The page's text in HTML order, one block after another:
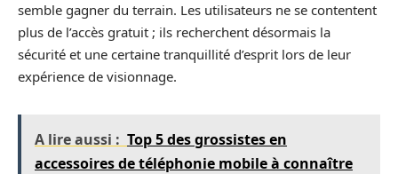
semble gagner du terrain. Les utilisateurs ne se contentent
plus de l’accès gratuit ; ils recherchent désormais la
sécurité et une certaine tranquillité d’esprit lors de leur
expérience de visionnage.
A lire aussi : Top 5 des grossistes en
accessoires de téléphonie mobile à connaître